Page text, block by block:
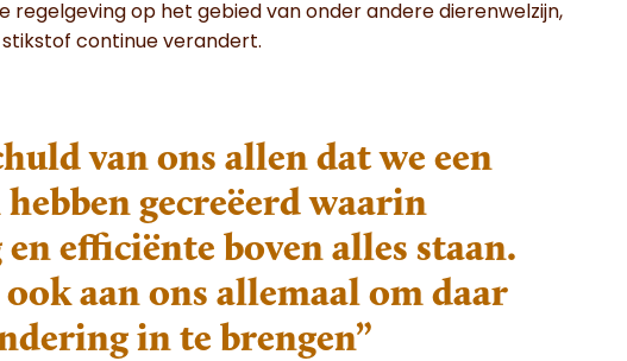
regelgeving op het gebied van onder andere dierenwelzijn,
continue verandert.
van ons allen dat we een
hebben gecreëerd waarin
efficiënte boven alles staan.
aan ons allemaal om daar
in te brengen”